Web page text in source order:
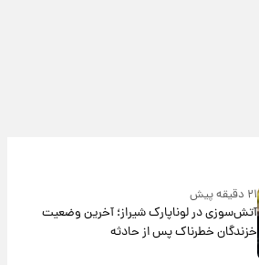
۲۱ دقیقه پیش
آتش‌سوزی در لوناپارک شیراز؛ آخرین وضعیت
خزندگان خطرناک پس از حادثه